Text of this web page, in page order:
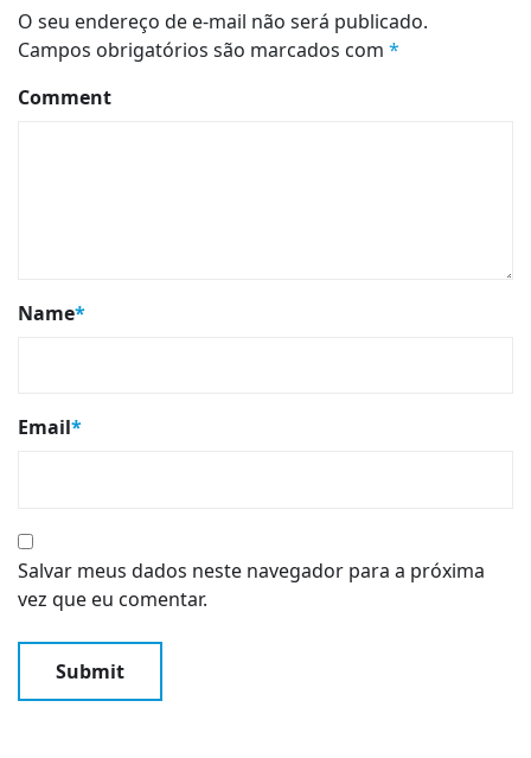
O seu endereço de e-mail não será publicado.
Campos obrigatórios são marcados com *
Comment
Name*
Email*
Salvar meus dados neste navegador para a próxima
vez que eu comentar.